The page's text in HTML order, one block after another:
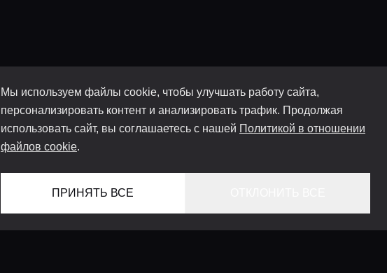
Мы используем файлы cookie, чтобы улучшать работу сайта,
персонализировать контент и анализировать трафик. Продолжая
использовать сайт, вы соглашаетесь с нашей Политикой в отношении
файлов cookie.
ПРИНЯТЬ ВСЕ